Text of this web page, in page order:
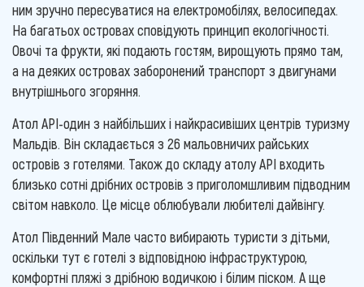
ним зручно пересуватися на електромобілях, велосипедах.
На багатьох островах сповідують принцип екологічності.
Овочі та фрукти, які подають гостям, вирощують прямо там,
а на деяких островах заборонений транспорт з двигунами
внутрішнього згоряння.
Атол АРІ-один з найбільших і найкрасивіших центрів туризму
Мальдів. Він складається з 26 мальовничих райських
островів з готелями. Також до складу атолу АРІ входить
близько сотні дрібних островів з приголомшливим підводним
світом навколо. Це місце облюбували любителі дайвінгу.
Атол Південний Мале часто вибирають туристи з дітьми,
оскільки тут є готелі з відповідною інфраструктурою,
комфортні пляжі з дрібною водичкою і білим піском. А ще